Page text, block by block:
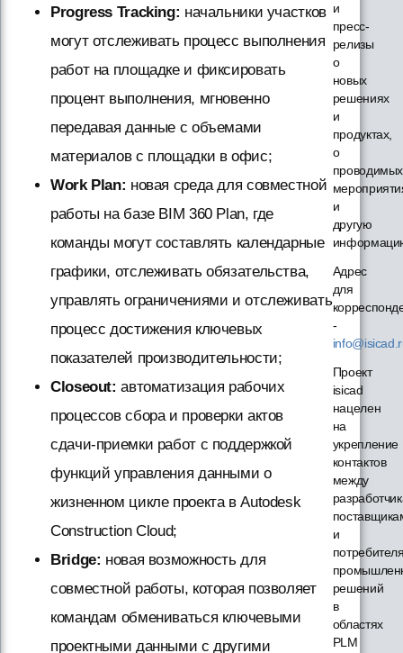
Progress Tracking: начальники участков
могут отслеживать процесс выполнения
работ на площадке и фиксировать
процент выполнения, мгновенно
передавая данные с объемами
материалов с площадки в офис;
Work Plan: новая среда для совместной
работы на базе BIM 360 Plan, где
команды могут составлять календарные
графики, отслеживать обязательства,
управлять ограничениями и отслеживать
процесс достижения ключевых
показателей производительности;
Closeout: автоматизация рабочих
процессов сбора и проверки актов
сдачи-приемки работ с поддержкой
функций управления данными о
жизненном цикле проекта в Autodesk
Construction Cloud;
Bridge: новая возможность для
совместной работы, которая позволяет
командам обмениваться ключевыми
проектными данными с другими
и
пресс-
релизы
о
новых
решениях
и
продуктах,
о
проводимых
и
другую
Адрес
для
-
Проект
isicad
нацелен
на
укрепление
контактов
между
и
решений
в
областях
PLM